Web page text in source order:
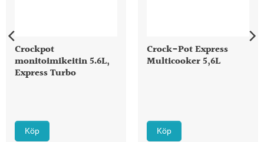
Crockpot
monitoimikeitin 5.6L,
Express Turbo
Köp
Crock-Pot Express
Multicooker 5,6L
Köp